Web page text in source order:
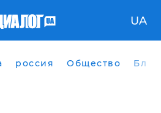
UA
россия Общество